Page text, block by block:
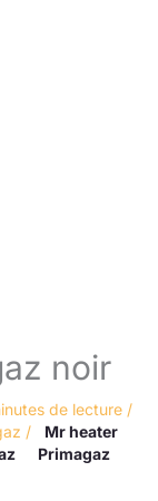
noir
de lecture /
/
Mr heater
Primagaz